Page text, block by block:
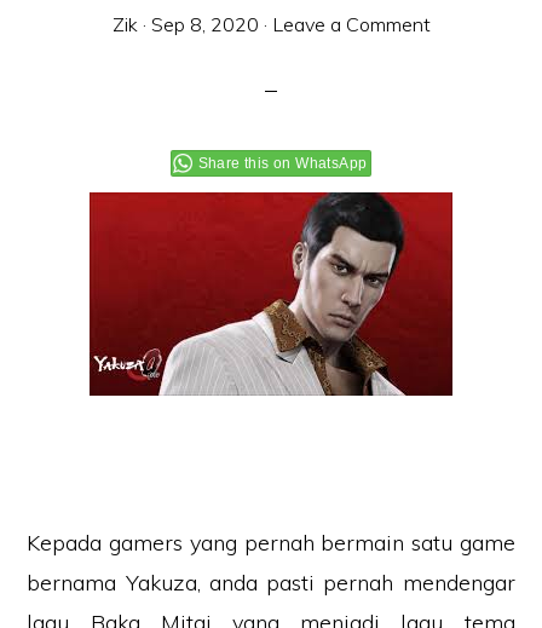
Zik· Sep 8, 2020 · Leave a Comment
Share this on WhatsApp
Kepada gamers yang pernah bermain satu game
bernama Yakuza, anda pasti pernah mendengar